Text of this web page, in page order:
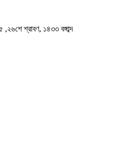
শ্রাবণ, ১৪৩৩ বঙ্গাব্দ